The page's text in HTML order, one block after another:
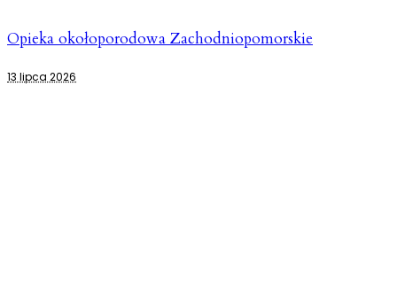
Opieka okołoporodowa Zachodniopomorskie
13 lipca 2026